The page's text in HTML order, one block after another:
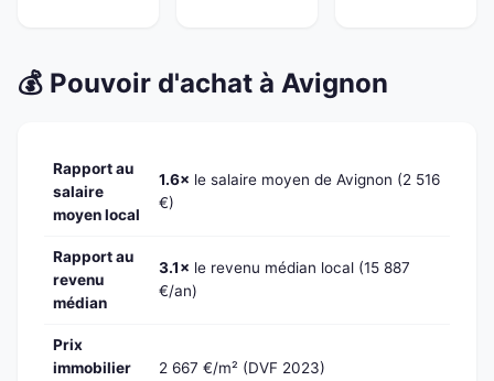
💰 Pouvoir d'achat à Avignon
Rapport au
salaire
moyen local
1.6× le salaire moyen de Avignon (2 516
€)
Rapport au
revenu
médian
3.1× le revenu médian local (15 887
€/an)
Prix
immobilier
2 667 €/m² (DVF 2023)